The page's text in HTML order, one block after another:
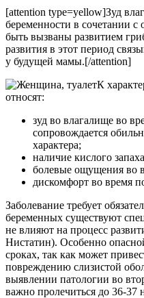
[attention type=yellow]Зуд
беременности в сочетании
быть вызваны развитием
развития в этот период
у будущей мамы.[/attention]
К
относят:
зуд во влагалище во
сопровождается
характера;
наличие кислого
болевые ощущения во
дискомфорт во время
Заболевание требует
беременных существуют
не влияют на процесс
Нистатин). Особенно
сроках, так как может
повреждению слизистой
выявлении патологии во
важно пролечиться до 36-37